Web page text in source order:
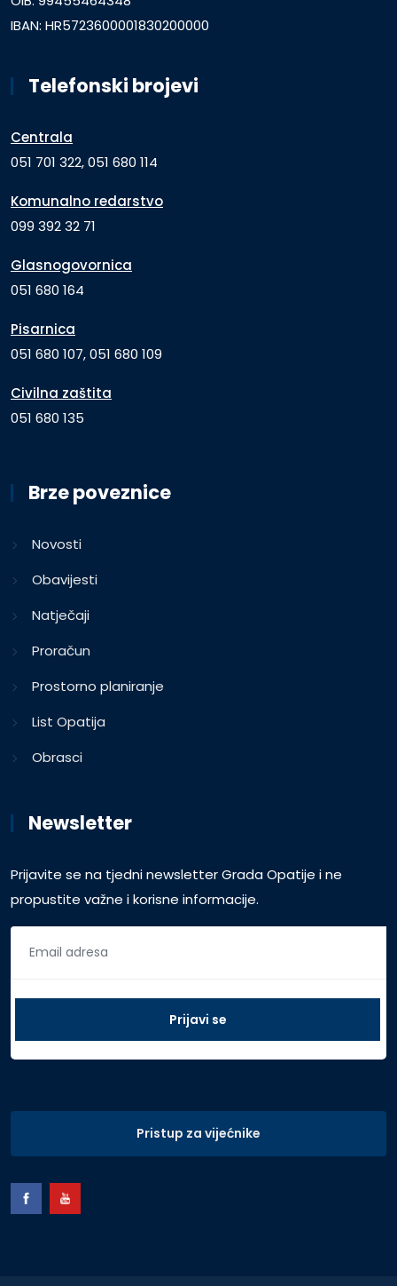
IBAN: HR5723600001830200000
Telefonski brojevi
Centrala
051 701 322, 051 680 114
Komunalno redarstvo
099 392 32 71
Glasnogovornica
051 680 164
Pisarnica
051 680 107, 051 680 109
Civilna zaštita
051 680 135
Brze poveznice
Novosti
Obavijesti
Natječaji
Proračun
Prostorno planiranje
List Opatija
Obrasci
Newsletter
Prijavite se na tjedni newsletter Grada Opatije i ne
propustite važne i korisne informacije.
Pristup za vijećnike